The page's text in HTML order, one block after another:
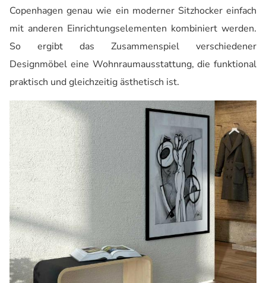
Copenhagen genau wie ein moderner Sitzhocker einfach
mit anderen Einrichtungselementen kombiniert werden.
So ergibt das Zusammenspiel verschiedener
Designmöbel eine Wohnraumausstattung, die funktional
praktisch und gleichzeitig ästhetisch ist.